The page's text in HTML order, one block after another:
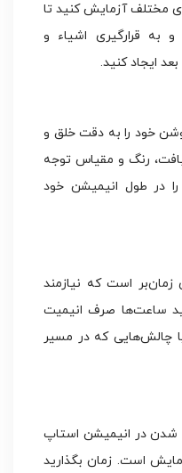
مختلف آزمایش کنید تا
به قرارگیری اشیاء و
ایجاد کنید.
خود را به دقت خلق و
بافت، رنگ و مقیاس توجه
را در طول انیمیشن خود
است که نیازمند
ساعت‌ها صرف انیمیت
چالش‌هایی که در مسیر
شدن در انیمیشن استاپ
است. زمان بگذارید